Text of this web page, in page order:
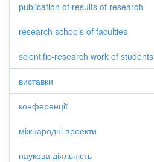
publication of results of research
research schools of faculties
scientific-research work of students
виставки
конференції
міжнародні проекти
наукова діяльність